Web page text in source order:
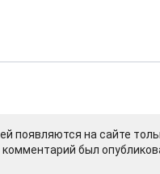
появляются на сайте
был